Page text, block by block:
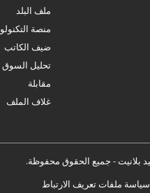
ملف البلد
منصة
ضيف الكاتب
تحليل السوق
مقابلة
غلاف الملف
سياسة ملفات تعريف الارتباط